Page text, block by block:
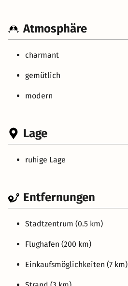
Atmosphäre
charmant
gemütlich
modern
Lage
ruhige Lage
Entfernungen
Stadtzentrum (0.5 km)
Flughafen (200 km)
Einkaufsmöglichkeiten (7 km)